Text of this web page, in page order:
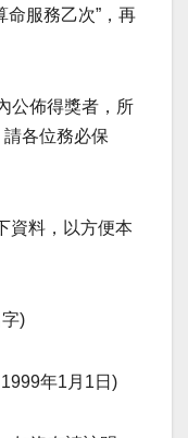
命服務乙次”，再
公佈得獎者，所
請各位務必保
資料，以方便本
)
年1月1日)